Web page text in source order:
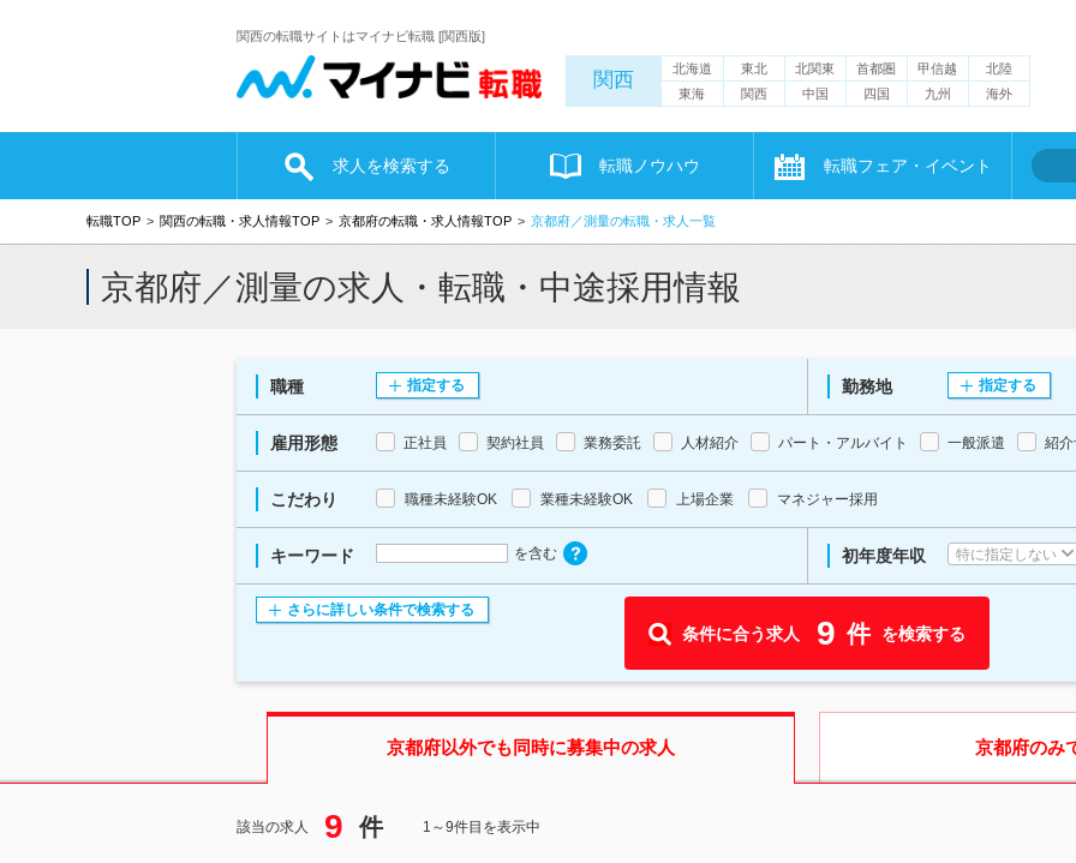
関西の転職サイトはマイナビ転職 [関西版]
関西 北海道 東北 北関東 首都圏 甲信越
北陸
東海
関西 中国 四国 九州 海外
求人を検索する 転職ノウハウ 転職フェア・イベント
転職TOP 関西の転職・求人情報TOP 京都府の転職・求人情報TOP 京都府／測量の転職・求人一覧
京都府／測量の求人・転職・中途採用情報
職種 指定する 勤務地 指定する
雇用形態 正社員 契約社員 業務委託 人材紹介 パート・アルバイト 一般派遣 紹
こだわり 職種未経験OK 業種未経験OK 上場企業 マネジャー採用
キーワード を含む 初年度年収 特に指定しない
さらに詳しい条件で検索する
条件に合う求人 9 件 を検索する
京都府以外でも同時に募集中の求人 京都府のみ
該当の求人 9 件 1～9件目を表示中